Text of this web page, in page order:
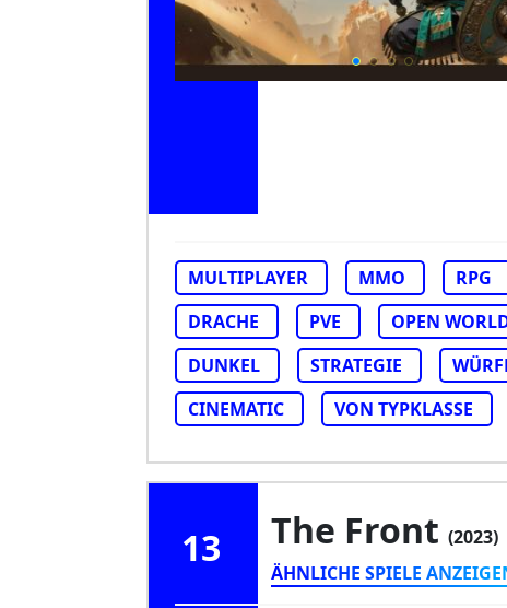
MULTIPLAYER MMO RPG
DRACHE
PVE OPEN
DUNKEL
STRATEGIE
CINEMATIC
VON TYPKLASSE
13 The Front (2023)
ÄHNLICHE SPIELE